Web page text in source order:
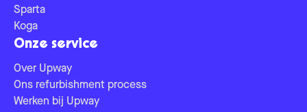
Sparta
Koga
Onze service
Over Upway
Ons refurbishment process
Werken bij Upway